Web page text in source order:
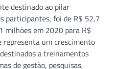
destinado ao pilar
participantes, foi de R$ 52,7
milhões em 2020 para R$
um crescimento
a treinamentos
de gestão, pesquisas,